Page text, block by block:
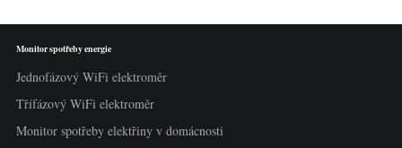
Monitor spotřeby energie
Jednofázový WiFi elektroměr
Třífázový WiFi elektroměr
Monitor spotřeby elektřiny v domácnosti